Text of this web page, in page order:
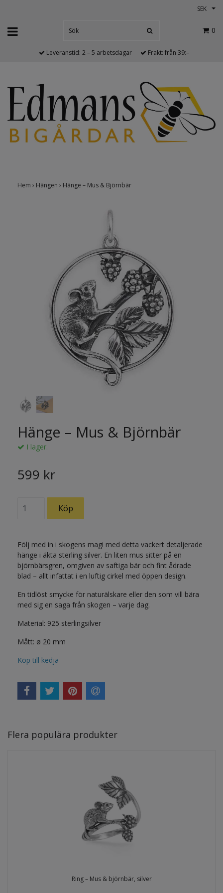
SEK
0
Leveranstid: 2 – 5 arbetsdagar Frakt: från 39:–
Hem › Hängen › Hänge – Mus & Björnbär
Hänge – Mus & Björnbär
I lager.
599 kr
Följ med in i skogens magi med detta vackert detaljerade
hänge i äkta sterling silver. En liten mus sitter på en
björnbärsgren, omgiven av saftiga bär och fint ådrade
blad – allt infattat i en luftig cirkel med öppen design.
En tidlöst smycke för naturälskare eller den som vill bära
med sig en saga från skogen – varje dag.
Material: 925 sterlingsilver
Mått: ø 20 mm
Köp till kedja
Flera populära produkter
Ring – Mus & björnbär, silver